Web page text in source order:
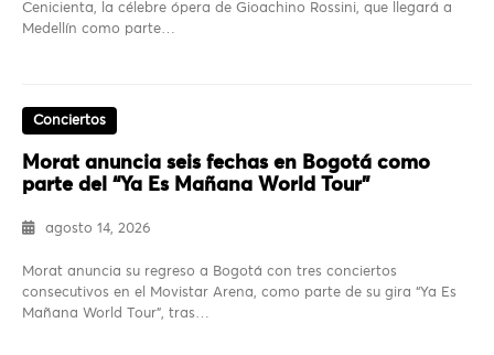
Cenicienta, la célebre ópera de Gioachino Rossini, que llegará a
Medellín como parte…
Conciertos
Morat anuncia seis fechas en Bogotá como
parte del “Ya Es Mañana World Tour”
agosto 14, 2026
Morat anuncia su regreso a Bogotá con tres conciertos
consecutivos en el Movistar Arena, como parte de su gira “Ya Es
Mañana World Tour”, tras…